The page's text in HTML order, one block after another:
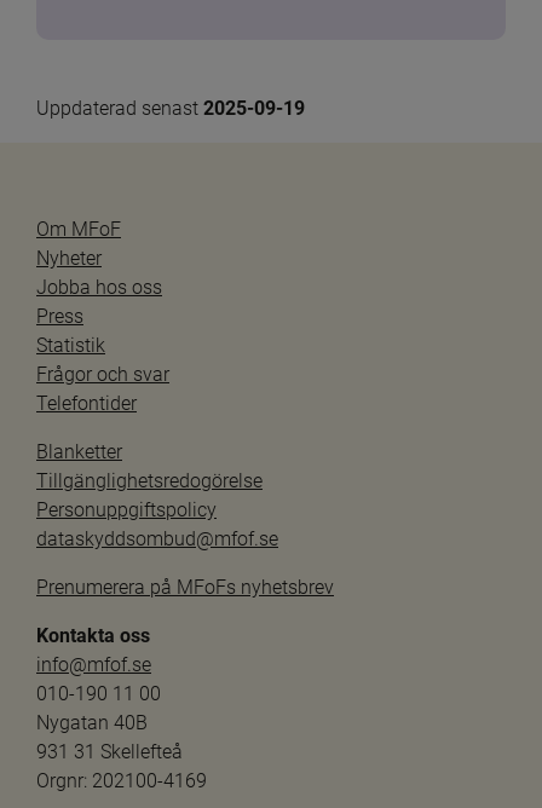
Uppdaterad senast 2025-09-19
Om MFoF
Nyheter
Jobba hos oss
Press
Statistik
Frågor och svar
Telefontider
Blanketter
Tillgänglighetsredogörelse
Personuppgiftspolicy
dataskyddsombud@mfof.se
Prenumerera på MFoFs nyhetsbrev
Kontakta oss
info@mfof.se
010-190 11 00
Nygatan 40B
931 31 Skellefteå
Orgnr: 202100-4169